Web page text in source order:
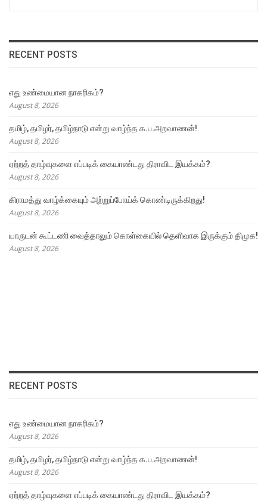
RECENT POSTS
எது உண்மையான நாகரிகம்?
August 8, 2026
தமிழ், தமிழர், தமிழ்நாடு என்று வாழ்ந்த க.ப.அறவாணன்!
August 8, 2026
ஏற்றத் தாழ்வுகளை எப்படிக் கையாண்டது திராவிட இயக்கம்?
August 8, 2026
கிராமத்து வாழ்க்கையும் அற்றுப்போய்க் கொண்டிருக்கிறது!
August 8, 2026
யாருடன் கூட்டணி வைத்தாலும் கொள்கையில் தெளிவாக இருக்கும் திமுக!
August 8, 2026
RECENT POSTS
எது உண்மையான நாகரிகம்?
August 8, 2026
தமிழ், தமிழர், தமிழ்நாடு என்று வாழ்ந்த க.ப.அறவாணன்!
August 8, 2026
ஏற்றத் தாழ்வுகளை எப்படிக் கையாண்டது திராவிட இயக்கம்?